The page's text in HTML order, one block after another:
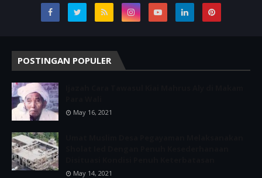
POSTINGAN POPULER
May 16, 2021
May 14, 2021